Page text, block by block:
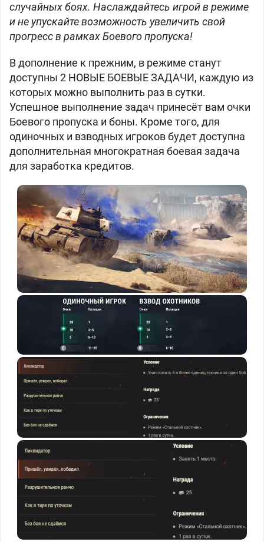
случайных боях. Наслаждайтесь игрой в режиме
и не упускайте возможность увеличить свой
прогресс в рамках Боевого пропуска!
В дополнение к прежним, в режиме станут
доступны 2 НОВЫЕ БОЕВЫЕ ЗАДАЧИ, каждую из
которых можно выполнить раз в сутки.
Успешное выполнение задач принесёт вам очки
Боевого пропуска и боны. Кроме того, для
одиночных и взводных игроков будет доступна
дополнительная многократная боевая задача
для заработка кредитов.